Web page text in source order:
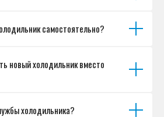
самостоятельно?
новый холодильник вместо
холодильника?